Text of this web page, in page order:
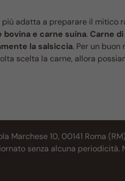
adatta a preparare il mitico
bovina e carne suina. Carne
la salsiccia. Per un buon
scelta la carne, allora
Marchese 10, 00141 Roma
senza alcuna